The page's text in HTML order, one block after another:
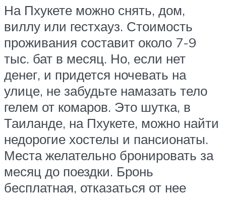
На Пхукете можно снять, дом,
виллу или гестхауз. Стоимость
проживания составит около 7-9
тыс. бат в месяц. Но, если нет
денег, и придется ночевать на
улице, не забудьте намазать тело
гелем от комаров. Это шутка, в
Таиланде, на Пхукете, можно найти
недорогие хостелы и пансионаты.
Места желательно бронировать за
месяц до поездки. Бронь
бесплатная, отказаться от нее